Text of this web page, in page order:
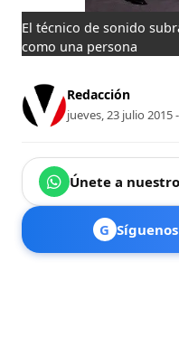
El técnico de sonido
como una persona
Redacción
jueves, 23 julio 2015
Únete a
G